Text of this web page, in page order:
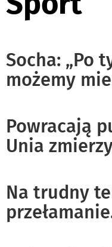
Socha: „Po
możemy
Powracają
Unia
Na trudny